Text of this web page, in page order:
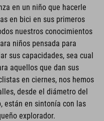
en un niño que hacerle
en bici en sus primeros
nuestros conocimientos
niños pensada para
sus capacidades, sea cual
aquellos que dan sus
en ciernes, nos hemos
desde el diámetro del
están en sintonía con las
explorador.